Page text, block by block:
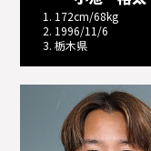
1. 172cm/68kg
2. 1996/11/6
3. 栃木県